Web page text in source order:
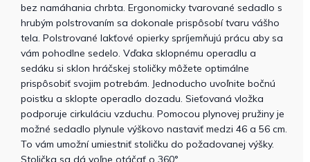
bez namáhania chrbta. Ergonomicky tvarované sedadlo s
hrubým polstrovaním sa dokonale prispôsobí tvaru vášho
tela. Polstrované lakťové opierky spríjemňujú prácu aby sa
vám pohodlne sedelo. Vďaka sklopnému operadlu a
sedáku si sklon hráčskej stoličky môžete optimálne
prispôsobiť svojim potrebám. Jednoducho uvoľnite bočnú
poistku a sklopte operadlo dozadu. Sieťovaná vložka
podporuje cirkuláciu vzduchu. Pomocou plynovej pružiny je
možné sedadlo plynule výškovo nastaviť medzi 46 a 56 cm.
To vám umožní umiestniť stoličku do požadovanej výšky.
Stolička sa dá voľne otáčať o 360°.